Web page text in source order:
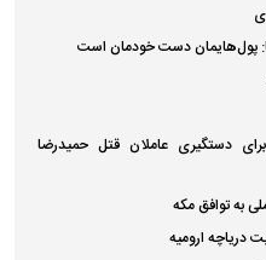
پول‌هایمان دست خودمان است
دستگیری عاملان قتل حمیدرضا
به توافق مکه
دریاچه ارومیه